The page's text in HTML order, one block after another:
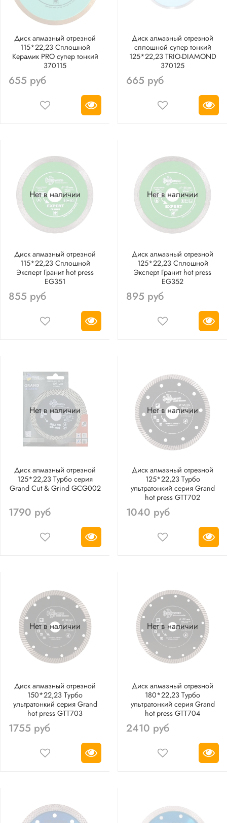
Диск алмазный отрезной
115*22,23 Сплошной
Керамик PRO супер тонкий
370115
655 руб
Диск алмазный отрезной
сплошной супер тонкий
125*22,23 TRIO-DIAMOND
370125
665 руб
Нет в наличии
Диск алмазный отрезной
115*22,23 Сплошной
Эксперт Гранит hot press
EG351
855 руб
Нет в наличии
Диск алмазный отрезной
125*22,23 Сплошной
Эксперт Гранит hot press
EG352
895 руб
Нет в наличии
Диск алмазный отрезной
125*22,23 Турбо серия
Grand Cut & Grind GCG002
1790 руб
Нет в наличии
Диск алмазный отрезной
125*22,23 Турбо
ультратонкий серия Grand
hot press GTT702
1040 руб
Нет в наличии
Диск алмазный отрезной
150*22,23 Турбо
ультратонкий серия Grand
hot press GTT703
1755 руб
Нет в наличии
Диск алмазный отрезной
180*22,23 Турбо
ультратонкий серия Grand
hot press GTT704
2410 руб